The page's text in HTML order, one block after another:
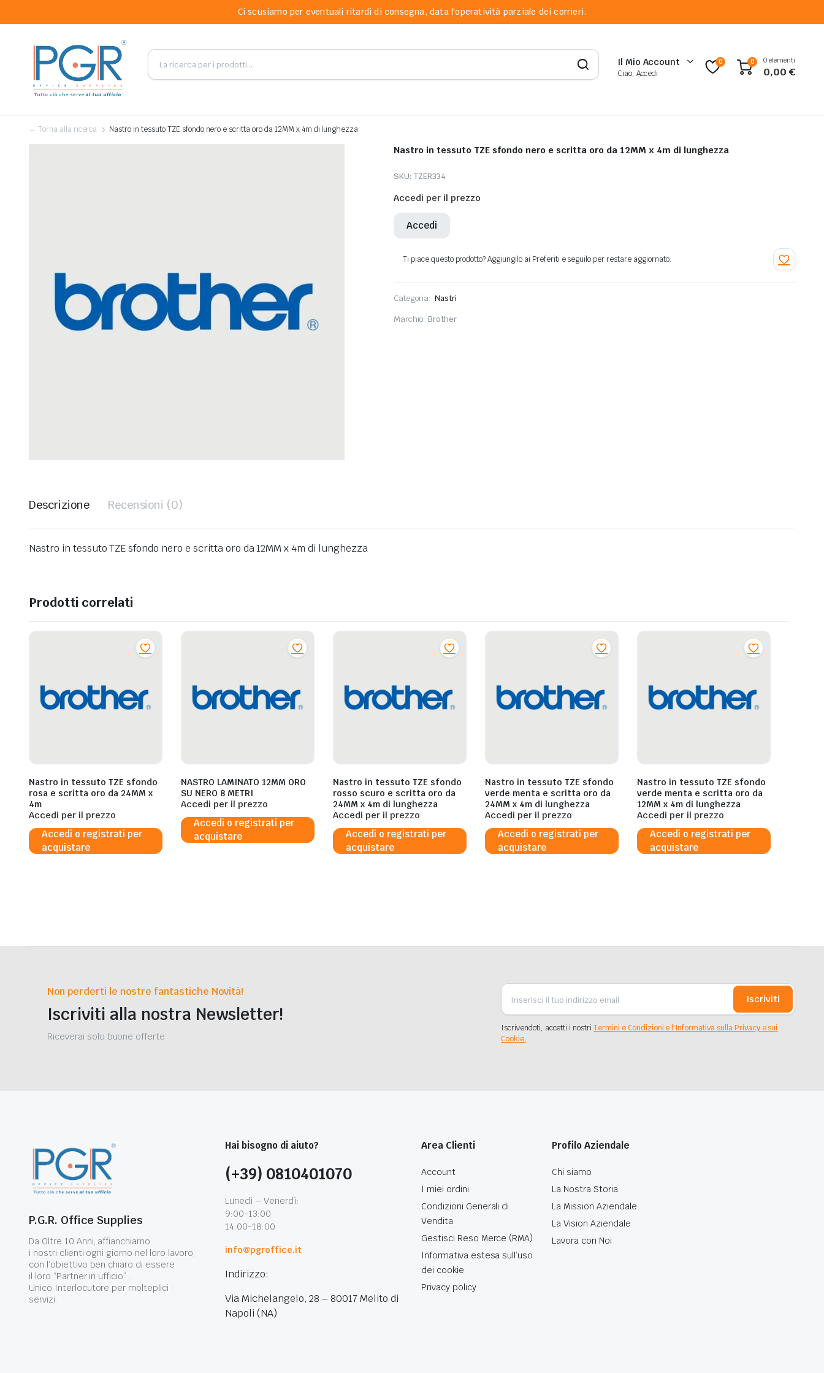
Ci scusiamo per eventuali ritardi di consegna, data l'operatività parziale dei corrieri.
Il Mio Account
Ciao, Accedi
0 0 0 elementi
0,00€
← Torna alla ricerca Nastro in tessuto TZE sfondo nero e scritta oro da 12MM x 4m di lunghezza
Nastro in tessuto TZE sfondo nero e scritta oro da 12MM x 4m di lunghezza
SKU: TZER334
Accedi per il prezzo
Accedi
Categoria: Nastri
Marchio: Brother
Descrizione Recensioni (0)
Nastro in tessuto TZE sfondo nero e scritta oro da 12MM x 4m di lunghezza
Prodotti correlati
Nastro in tessuto TZE sfondo
rosa e scritta oro da 24MM x
4m
Accedi per il prezzo
Accedi o registrati per
acquistare
NASTRO LAMINATO 12MM ORO
SU NERO 8 METRI
Accedi per il prezzo
Accedi o registrati per
acquistare
Nastro in tessuto TZE sfondo
rosso scuro e scritta oro da
24MM x 4m di lunghezza
Accedi per il prezzo
Accedi o registrati per
acquistare
Nastro in tessuto TZE sfondo
verde menta e scritta oro da
24MM x 4m di lunghezza
Accedi per il prezzo
Accedi o registrati per
acquistare
Nastro in tessuto TZE sfondo
verde menta e scritta oro da
12MM x 4m di lunghezza
Accedi per il prezzo
Accedi o registrati per
acquistare
Non perderti le nostre fantastiche Novità!
Iscriviti alla nostra Newsletter!
Riceverai solo buone offerte
Iscriviti
Iscrivendoti, accetti i nostriTermini e Condizioni e l'Informativa sulla Privacy e sui
Cookie.
P.G.R. Office Supplies
Da Oltre 10 Anni, affianchiamo
i nostri clienti ogni giorno nel loro lavoro,
con l’obiettivo ben chiaro di essere
il loro “Partner in ufficio” .
Unico Interlocutore per molteplici
servizi.
Hai bisogno di aiuto?
(+39) 0810401070
Lunedì – Venerdì:
9:00-13:00
14:00-18:00
info@pgroffice.it
Indirizzo:
Via Michelangelo, 28 – 80017 Melito di
Napoli (NA)
Area Clienti
Account
I miei ordini
Condizioni Generali di
Vendita
Gestisci Reso Merce (RMA)
Informativa estesa sull’uso
dei cookie
Privacy policy
Profilo Aziendale
Chi siamo
La Nostra Storia
La Mission Aziendale
La Vision Aziendale
Lavora con Noi